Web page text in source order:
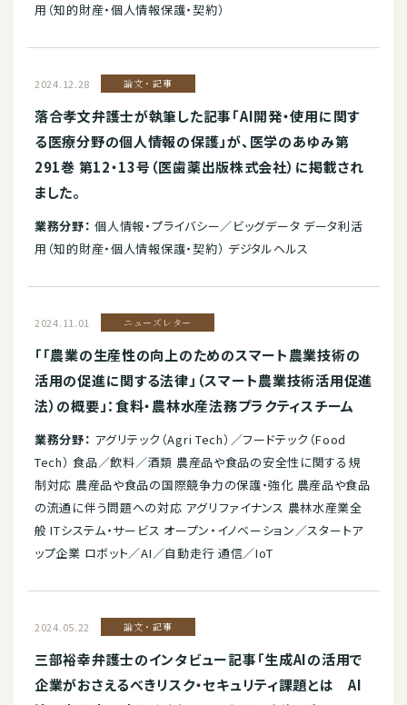
用（知的財産・個人情報保護・契約）
2024.12.28 論文・記事
落合孝文弁護士が執筆した記事「AI開発・使用に関す
る医療分野の個人情報の保護」が、医学のあゆみ第
291巻 第12・13号（医歯薬出版株式会社）に掲載され
ました。
業務分野： 個人情報・プライバシー／ビッグデータ データ利活
用（知的財産・個人情報保護・契約） デジタルヘルス
2024.11.01 ニューズレター
「「農業の生産性の向上のためのスマート農業技術の
活用の促進に関する法律」（スマート農業技術活用促進
法）の概要」：食料・農林水産法務プラクティスチーム
業務分野： アグリテック（Agri Tech）／フードテック（Food
Tech） 食品／飲料／酒類 農産品や食品の安全性に関する規
制対応 農産品や食品の国際競争力の保護・強化 農産品や食品
の流通に伴う問題への対応 アグリファイナンス 農林水産業全
般 ITシステム・サービス オープン・イノベーション／スタートア
ップ企業 ロボット／AI／自動走行 通信／IoT
2024.05.22 論文・記事
三部裕幸弁護士のインタビュー記事「生成AIの活用で
企業がおさえるべきリスク・セキュリティ課題とは AI